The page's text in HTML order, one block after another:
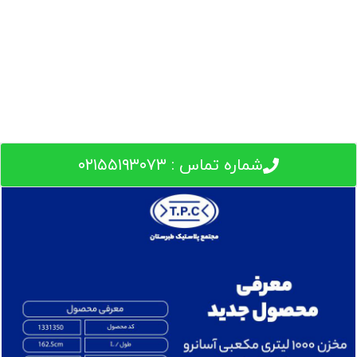
شماره تماس : ۰۲۱۵۵۱۹۳۰۷۳